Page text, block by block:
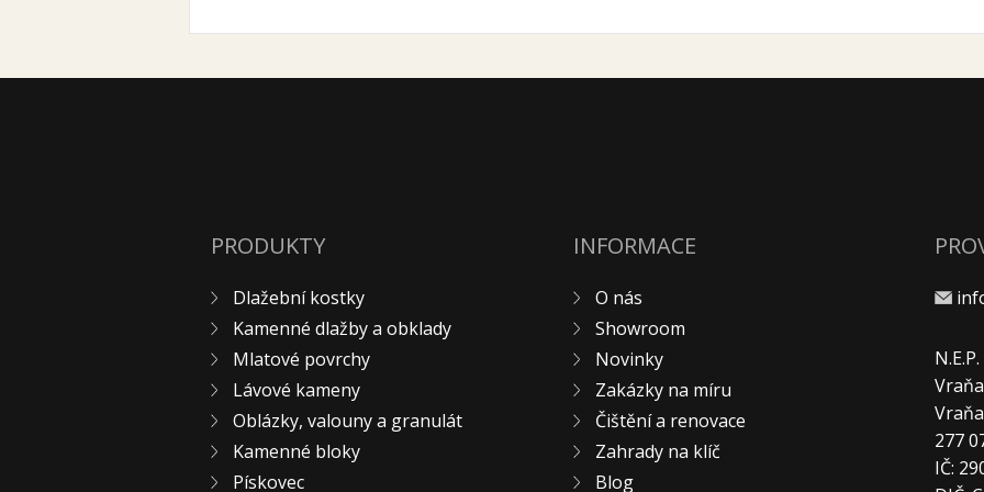
PRODUKTY
Dlažební kostky
Kamenné dlažby a obklady
Mlatové povrchy
Lávové kameny
Oblázky, valouny a granulát
Kamenné bloky
Pískovec
INFORMACE
O nás
Showroom
Novinky
Zakázky na míru
Čištění a renovace
Zahrady na klíč
Blog
277
IČ: